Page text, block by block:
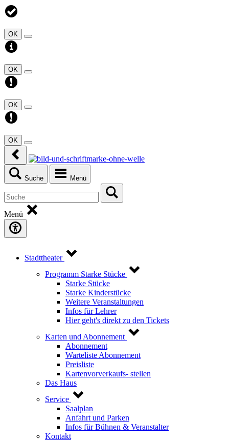
OK
OK
OK
OK
Suche Menü
Menü
Stadttheater
Programm Starke Stücke
Starke Stücke
Starke Kinderstücke
Weitere Veranstaltungen
Infos für Lehrer
Hier geht's direkt zu den Tickets
Karten und Abonnement
Abonnement
Warteliste Abonnement
Preisliste
Kartenvorverkaufs- stellen
Das Haus
Service
Saalplan
Anfahrt und Parken
Infos für Bühnen & Veranstalter
Kontakt